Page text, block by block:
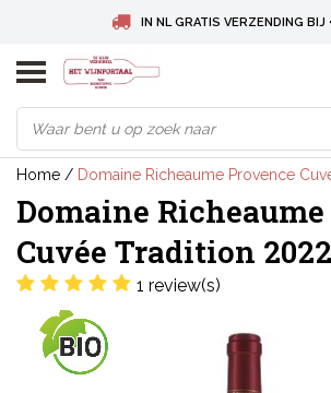
IN NL GRATIS VERZENDING
BELGIE GRATIS VERZENDING
DEUTSCHLAND
Home / Domaine Richeaume Provence
Domaine
Cuvée Tradition 2022
1 review(s)